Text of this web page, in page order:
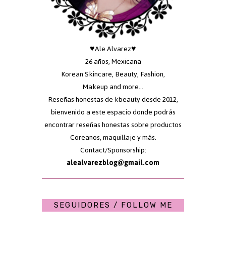
♥Ale Alvarez♥
26 años, Mexicana
Korean Skincare, Beauty, Fashion,
Makeup and more...
Reseñas honestas de kbeauty desde 2012,
bienvenido a este espacio donde podrás
encontrar reseñas honestas sobre productos
Coreanos, maquillaje y más.
Contact/Sponsorship:
alealvarezblog@gmail.com
SEGUIDORES / FOLLOW ME